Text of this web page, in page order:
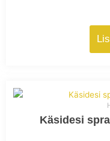
Käsidesi